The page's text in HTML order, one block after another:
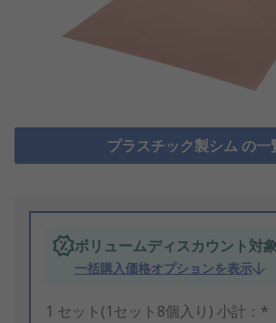
プラスチック製シム の一
ボリュームディスカウント対
一括購入価格オプションを表示
1 セット(1セット8個入り) 小計：*